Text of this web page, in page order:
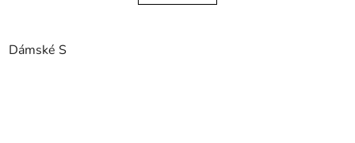
Dámské S